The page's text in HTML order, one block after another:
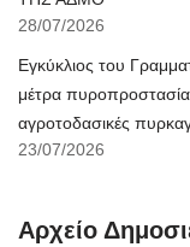
28/07/2026
Εγκύκλιος του
μέτρα
αγροτοδασικές
23/07/2026
Αρχείο